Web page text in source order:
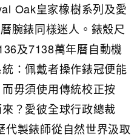
Oak皇家橡樹系列及愛
腕錶同樣迷人。錶殼尺
及7138萬年曆自動機
：佩戴者操作錶冠便能
毋須使用傳統校正按
？愛彼全球行政總裁
製錶師從自然世界汲取